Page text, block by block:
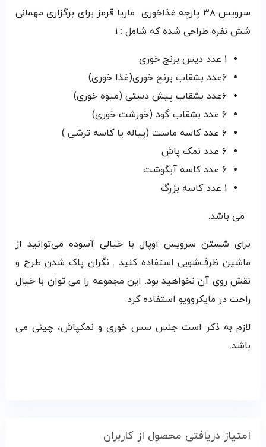
سرویس ۳۸ پارچه غذاخوری ماریا قرمز برای برگزاری مهمانی
شش نفره طراحی شده که شامل : ۱
۱ عدد دیس برنج خوری
۶عدد بشقاب برنج خوری(غذا خوری)
۶عدد بشقاب پیش دستی (میوه خوری)
۶ عدد بشقاب گود (خورشت خوری)
۶ عدد کاسه ماست (پیاله یا کاسه ترشی )
۶ عدد نمک پاش
۶ عدد کاسه آبگوشت
۱ عدد کاسه بزرگ
می باشد.
برای شستن سرویس اوپال با خیالی آسوده می‌توانید از
ماشین ظرف‌شویی استفاده کنید . نگران پاک شدن طرح و
نقش روی آن نخواهید بود. این مجموعه را می توان با خیال
راحت در مایکروویو استفاده کرد.
لازم به ذکر است جنس سس خوری و نمکپاش، چینی می
باشد.
امتیاز دریافتی محصول از کاربران